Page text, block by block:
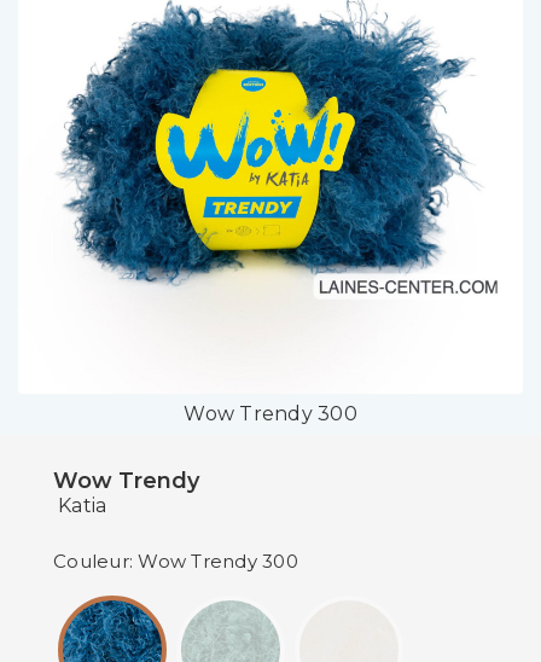
Wow Trendy 300
Wow Trendy
Katia
Couleur: Wow Trendy 300